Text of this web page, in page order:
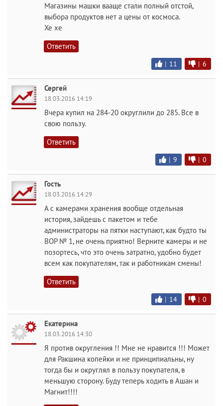
Магазины машки вааще стали полный отстой,
выбора продуктов нет а цены от космоса.
Хе хе
Ответить
| 11 | 6
Сергей
18.03.2016 14:19
Вчера купил на 284-20 округлили до 285. Все в
свою пользу.
Ответить
| 9 | 0
Гость
18.03.2016 14:29
А с камерами хранения вообще отдельная
история, зайдешь с пакетом и тебе
администраторы на пятки наступают, как будто ты
ВОР № 1, не очень приятно! Верните камеры и не
позортесь, что это очень затратно, удобно будет
всем как покупателям, так и работникам смены!
Ответить
| 14 | 0
Екатерина
18.03.2016 14:30
Я против округления !! Мне не нравится !!! Может
для Ракшина копейки и не принципиальны, ну
тогда бы и округлял в пользу покупателя, в
меньшую сторону. Буду теперь ходить в Ашан и
Магнит!!!!